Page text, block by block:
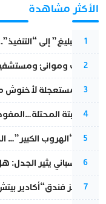
الأكثر مشاهدة
1
من “التبليغ” إلى
2
قطارات وموانئ ومستشفيات.. هكذا
3
عودة مستعجلة لأخنوش
4
أزمة سبتة
5
عملية “الهروب
6
تقرير إسباني يثير
7
أزمة تهز فندق“أكادير